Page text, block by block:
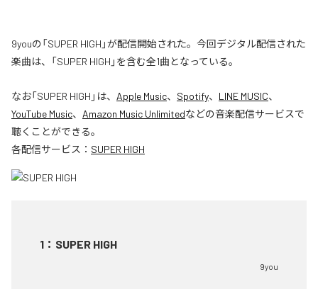
9youの「SUPER HIGH」が配信開始された。今回デジタル配信された
楽曲は、「SUPER HIGH」を含む全1曲となっている。
なお「SUPER HIGH 」は、 Apple Music、 Spotify、 LINE MUSIC、
YouTube Music、 Amazon Music Unlimitedなどの音楽配信サービスで
聴くことができる。
各配信サービス： SUPER HIGH
1 ： SUPER HIGH
9you